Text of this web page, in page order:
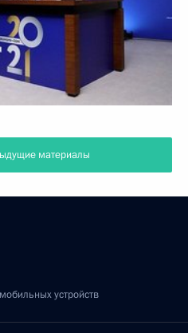
материалы
устройств